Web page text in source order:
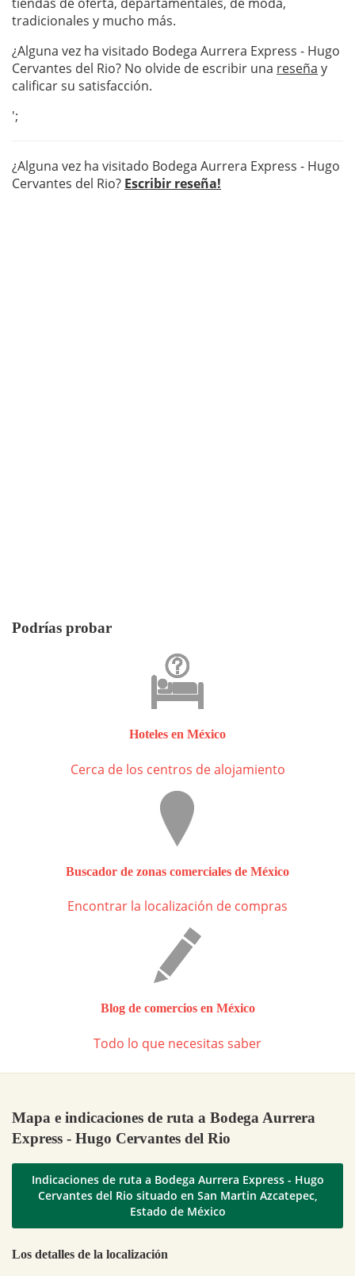
tradicionales y mucho más.
¿Alguna vez ha visitado Bodega Aurrera Express - Hugo
Cervantes del Rio? No olvide de escribir una reseña y
calificar su satisfacción.
';
¿Alguna vez ha visitado Bodega Aurrera Express - Hugo
Cervantes del Rio? Escribir reseña!
Podrías probar
Hoteles en México
Cerca de los centros de alojamiento
Buscador de zonas comerciales de México
Encontrar la localización de compras
Blog de comercios en México
Todo lo que necesitas saber
Mapa e indicaciones de ruta a Bodega Aurrera
Express - Hugo Cervantes del Rio
Indicaciones de ruta a Bodega Aurrera Express - Hugo
Cervantes del Rio situado en San Martin Azcatepec,
Estado de México
Los detalles de la localización